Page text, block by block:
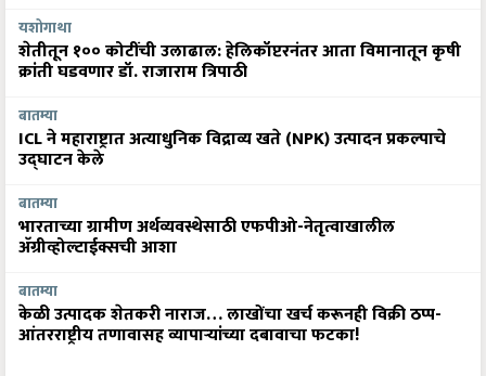
यशोगाथा
शेतीतून १०० कोटींची उलाढाल: हेलिकॉप्टरनंतर आता विमानातून कृषी
क्रांती घडवणार डॉ. राजाराम त्रिपाठी
बातम्या
ICL ने महाराष्ट्रात अत्याधुनिक विद्राव्य खते (NPK) उत्पादन प्रकल्पाचे
उद्घाटन केले
बातम्या
भारताच्या ग्रामीण अर्थव्यवस्थेसाठी एफपीओ-नेतृत्वाखालील
अ‍ॅग्रीव्होल्टाईक्सची आशा
बातम्या
केळी उत्पादक शेतकरी नाराज… लाखोंचा खर्च करूनही विक्री ठप्प-
आंतरराष्ट्रीय तणावासह व्यापाऱ्यांच्या दबावाचा फटका!